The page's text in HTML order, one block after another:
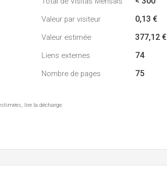
Valeur par visiteur 0,13 €
Valeur estimée 377,12 €
Liens externes 74
Nombre de pages 75
lire la décharge.